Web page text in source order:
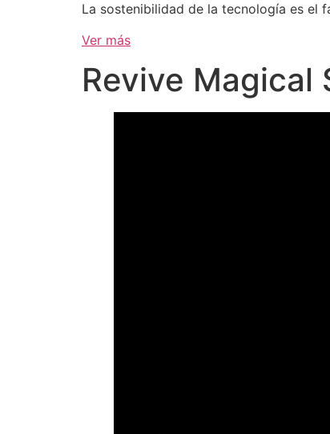
La sostenibilidad de la tecnología es el
Ver más
Revive Magical